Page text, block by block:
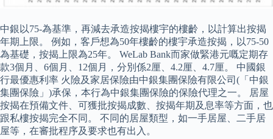
中銀以75-為基準，再減去承造按揭樓宇的樓齡，以計算出按揭
年期上限。 例如，客戶想為50年樓齡的樓宇承造按揭，以75-50
為基礎，按揭上限為25年。 WeLab Bank而家做緊港元嘅定期存
款3個月、6個月、12個月，分別係2厘、4.2厘、4.7厘。 中國銀
行最優惠利率 火險及家居保險由中銀集團保險有限公司(「中銀
集團保險」)承保，本行為中銀集團保險的保險代理之一。 居屋
按揭在預備文件、可獲批按揭成數、按揭年期及息率等方面，也
跟私樓按揭完全不同。 不同的居屋類型，如一手居屋、二手居
屋等，在審批程序及要求也有出入。